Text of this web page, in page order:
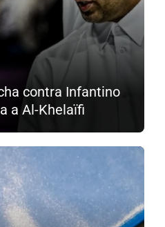
contra Infantino
a Al-Khelaïfi